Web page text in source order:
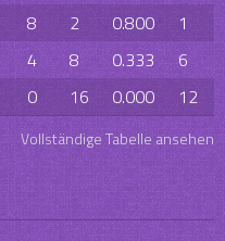
8 2 0.800
1
4 8 0.333
6
0 16 0.000 12
Vollständige Tabelle ansehen